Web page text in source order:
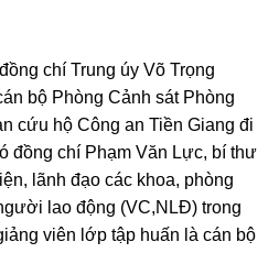
chí Trung úy Võ Trọng
bộ Phòng Cảnh sát Phòng
cứu hộ Công an Tiền Giang đi
đồng chí Phạm Văn Lực, bí thư
lãnh đạo các khoa, phòng
lao động (VC,NLĐ) trong
viên lớp tập huấn là cán bộ